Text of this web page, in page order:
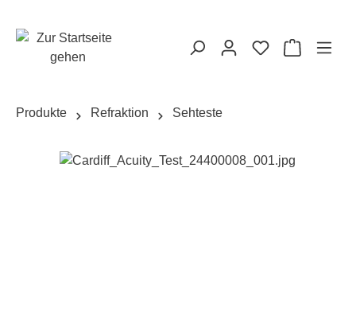
Produkte Refraktion Sehteste
Bildergalerie überspringen